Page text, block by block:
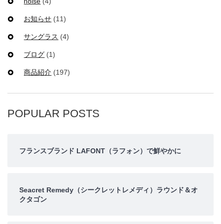
お知らせ (11)
サングラス (4)
ブログ (1)
商品紹介 (197)
POPULAR POSTS
フランスブランド LAFONT（ラフォン）で鮮やかに
Seacret Remedy（シークレットレメディ）ラウンド＆オ
クタゴン